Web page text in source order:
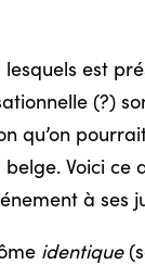
lesquels est
(?)
qu’on
Voici ce
à ses
identique